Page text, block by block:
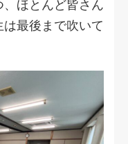
ほとんど皆さん
最後まで吹いて